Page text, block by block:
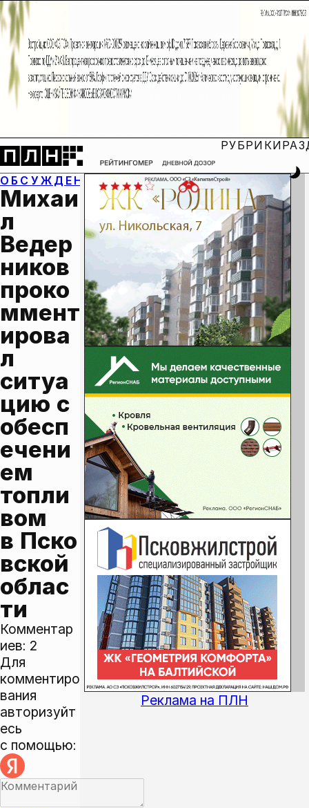
РУБРИКИ
ОБСУЖДЕНИЕ:
Михаи
л
Ведер
ников
проко
ммент
ирова
л
ситуа
цию с
обесп
ечени
ем
топли
вом
в Пско
вской
облас
ти
Комментар
иев: 2
Для
комментиро
вания
авторизуйт
есь
с помощью:
Реклама на ПЛН